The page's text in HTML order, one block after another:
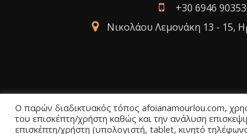
+30 6946
Νικολάου Λεμονάκη 13 - 15,
Ο παρών διαδικτυακός τόπος afoianamourlou.com,
του επισκέπτη/χρήστη καθώς και την ανάλυση
επισκέπτη/χρήστη (υπολογιστή, tablet, κινητό